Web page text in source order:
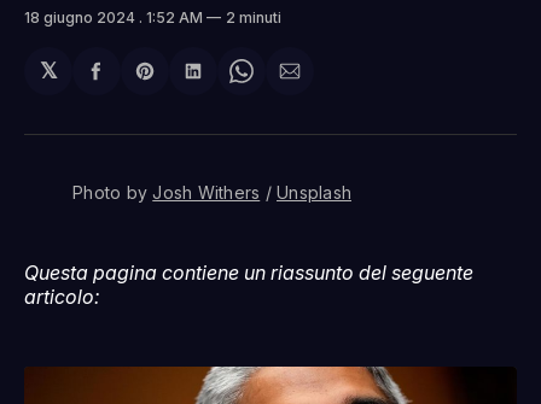
18 giugno 2024 . 1:52 AM 2 minuti
𝕏
Condividi
Facebook
Share
Pinterest
Condividi
LinkedIn
Share
WhatsApp
Condividi
email
Photo by Josh Withers / Unsplash
Questa pagina contiene un riassunto del seguente
articolo: